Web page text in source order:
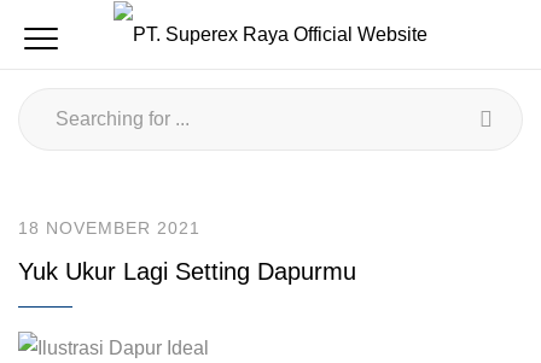
18 NOVEMBER 2021
Yuk Ukur Lagi Setting Dapurmu